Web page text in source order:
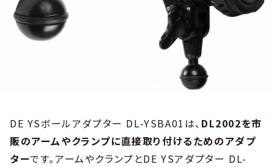
DE YSボールアダプター DL-YSBA01は、 DL2002を市
販のアームやクランプに直接取り付けるためのアダプ
ターです。アームやクランプとDE YSアダプター DL-